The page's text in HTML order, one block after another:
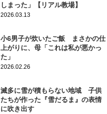
しまった」【リアル教場】
2026.03.13
小6男子が炊いたご飯 まさかの仕
上がりに、母「これは私が悪かっ
た」
2026.02.26
滅多に雪が積もらない地域 子供
たちが作った『雪だるま』の表情
に吹き出す